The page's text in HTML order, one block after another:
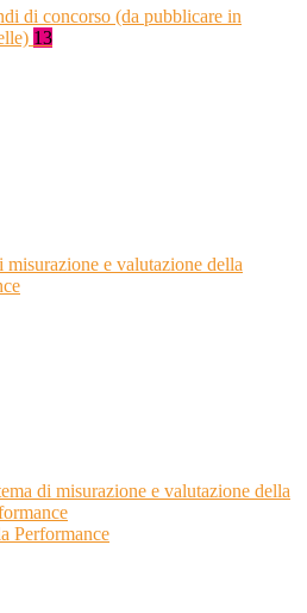
di concorso (da pubblicare in
13
misurazione e valutazione della
di misurazione e valutazione della
Performance